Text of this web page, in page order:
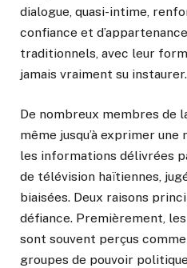
dialogue, quasi-intime,
confiance et
traditionnels, avec leur
jamais vraiment su instaurer.
De nombreux membres de
même jusqu’à exprimer
les informations délivrées
de télévision haïtiennes,
biaisées. Deux raisons
défiance. Premièrement,
sont souvent perçus
groupes de pouvoir